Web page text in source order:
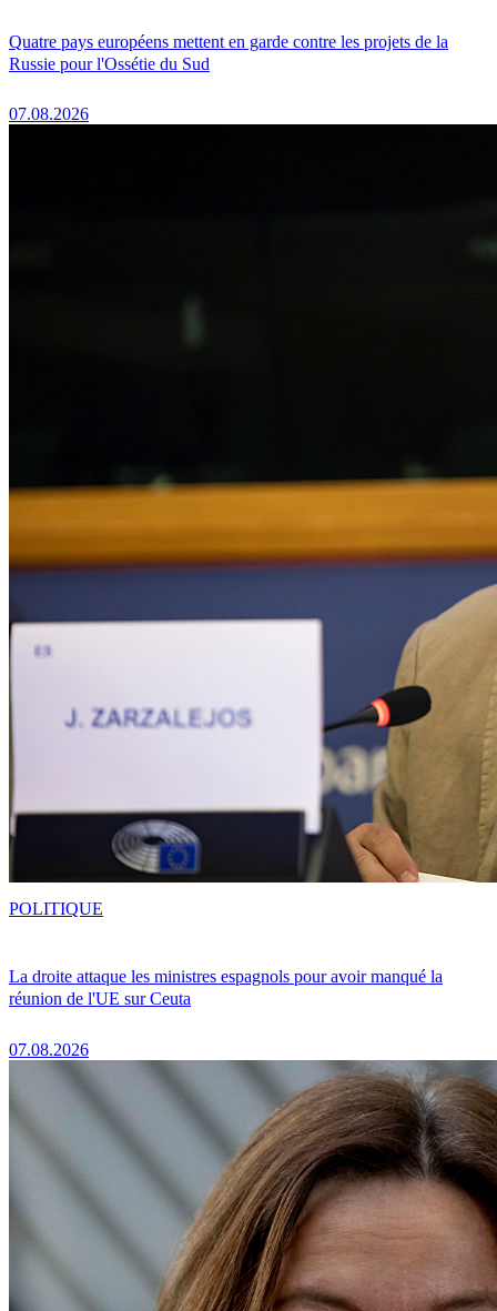
Quatre pays européens mettent en garde contre les projets de la
Russie pour l'Ossétie du Sud
07.08.2026
La droite attaque les ministres espagnols pour avoir manqué la
réunion de l'UE sur Ceuta
07.08.2026
POLITIQUE